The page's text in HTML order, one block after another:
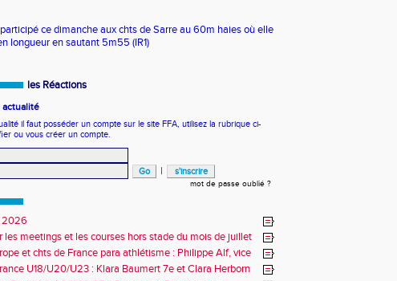
ce dimanche aux chts de Sarre au 60m haies où elle
longueur en sautant 5m55 (IR1)
les Réactions
actualité
il faut posséder un compte sur le site FFA, utilisez la rubrique ci-
ou vous créer un compte.
|
mot de passe oublié ?
2026
les meetings et les courses hors stade du mois de juillet
et chts de France para athlétisme : Philippe Alf, vice
et multiples médaillés aux France
U18/U20/U23 : Klara Baumert 7e et Clara Herborn